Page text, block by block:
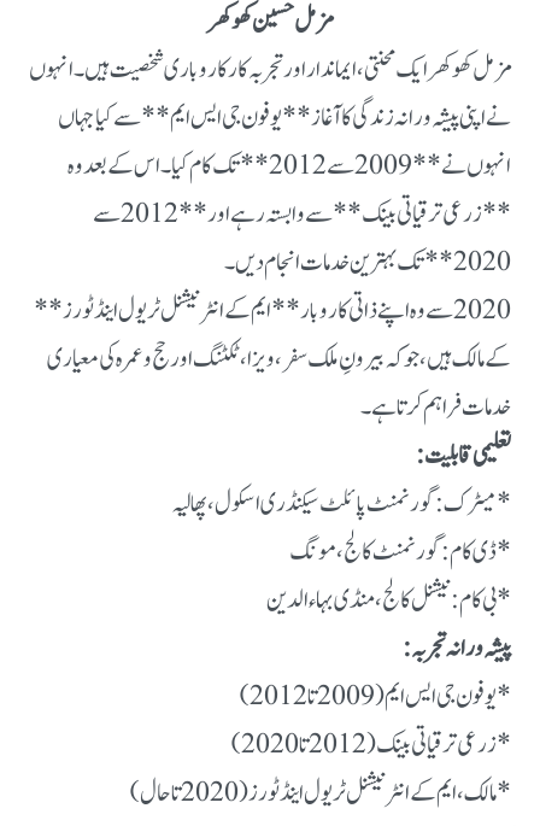
مزمل حسین کھوکھر
مزمل کھوکھر ایک محنتی، ایماندار اور تجربہ کار کاروباری شخصیت ہیں۔ انہوں
نے اپنی پیشہ ورانہ زندگی کا آغاز **یوفون جی ایس ایم** سے کیا جہاں
انہوں نے **2009 سے 2012** تک کام کیا۔ اس کے بعد وہ
**زرعی ترقیاتی بینک** سے وابستہ رہے اور **2012 سے
2020** تک بہترین خدمات انجام دیں۔
2020 سے وہ اپنے ذاتی کاروبار **ایم کے انٹرنیشنل ٹریول اینڈ ٹورز**
کے مالک ہیں، جو کہ بیرونِ ملک سفر، ویزا، ٹکٹنگ اور حج و عمرہ کی معیاری
خدمات فراہم کرتا ہے۔
تعلیمی قابلیت:
* میٹرک: گورنمنٹ پائلٹ سیکنڈری اسکول، پھالیہ
* ڈی کام: گورنمنٹ کالج، مونگ
* بی کام: نیشنل کالج، منڈی بہاءالدین
پیشہ ورانہ تجربہ:
* یوفون جی ایس ایم (2009 تا 2012)
* زرعی ترقیاتی بینک (2012 تا 2020)
* مالک، ایم کے انٹرنیشنل ٹریول اینڈ ٹورز (2020 تا حال)